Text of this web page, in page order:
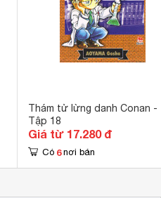
Thám tử lừng danh Conan -
Tập 18
Giá từ 17.280 đ
Có 6 nơi bán